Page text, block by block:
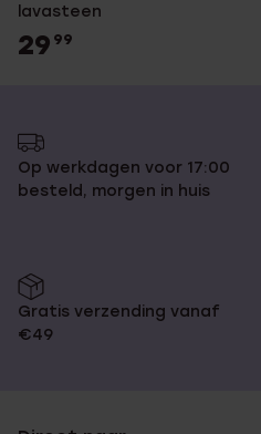
lavasteen
29 99
Op werkdagen voor 17:00
besteld, morgen in huis
Gratis verzending vanaf
€49